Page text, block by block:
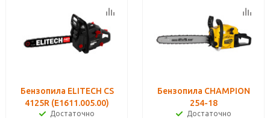
Бензопила ELITECH CS
4125R (E1611.005.00)
Достаточно
Бензопила CHAMPION
254-18
Достаточно